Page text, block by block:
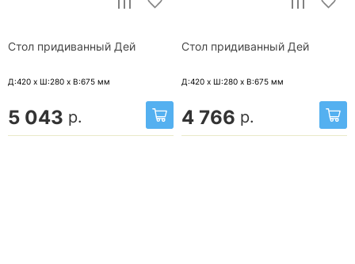
Стол придиванный Дей
Д:420 x Ш:280 x В:675 мм
5 043 р.
Стол придиванный Дей
Д:420 x Ш:280 x В:675 мм
4 766 р.